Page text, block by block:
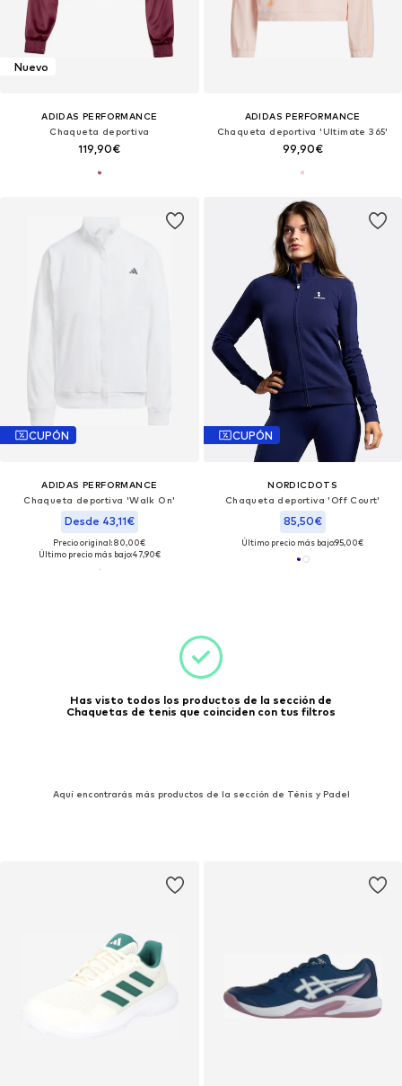
Nuevo
ADIDAS PERFORMANCE
Chaqueta deportiva
119,90€
ADIDAS PERFORMANCE
Chaqueta deportiva 'Ultimate 365'
99,90€
CUPÓN
ADIDAS PERFORMANCE
Chaqueta deportiva 'Walk On'
Desde 43,11€
Precio original: 80,00€
Último precio más bajo:47,90€
CUPÓN
NORDICDOTS
Chaqueta deportiva 'Off Court'
85,50€
Último precio más bajo:95,00€
Has visto todos los productos de la sección de
Chaquetas de tenis que coinciden con tus filtros
Aquí encontrarás más productos de la sección de Ténis y Padel